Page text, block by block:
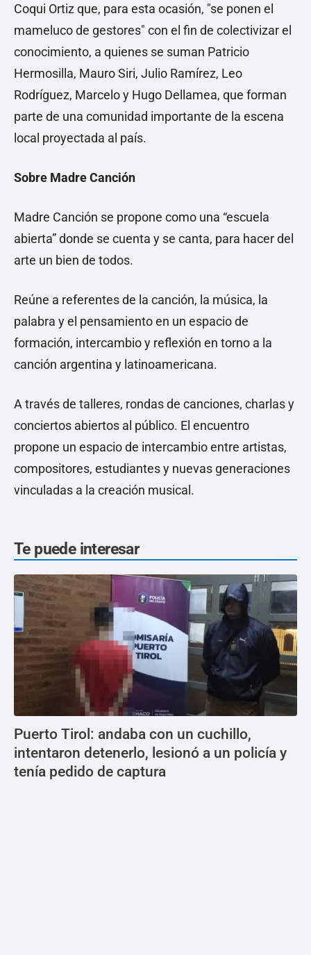
Coqui Ortiz que, para esta ocasión, "se ponen el
mameluco de gestores" con el fin de colectivizar el
conocimiento, a quienes se suman Patricio
Hermosilla, Mauro Siri, Julio Ramírez, Leo
Rodríguez, Marcelo y Hugo Dellamea, que forman
parte de una comunidad importante de la escena
local proyectada al país.
Sobre Madre Canción
Madre Canción se propone como una “escuela
abierta” donde se cuenta y se canta, para hacer del
arte un bien de todos.
Reúne a referentes de la canción, la música, la
palabra y el pensamiento en un espacio de
formación, intercambio y reflexión en torno a la
canción argentina y latinoamericana.
A través de talleres, rondas de canciones, charlas y
conciertos abiertos al público. El encuentro
propone un espacio de intercambio entre artistas,
compositores, estudiantes y nuevas generaciones
vinculadas a la creación musical.
Te puede interesar
Puerto Tirol: andaba con un cuchillo,
intentaron detenerlo, lesionó a un policía y
tenía pedido de captura